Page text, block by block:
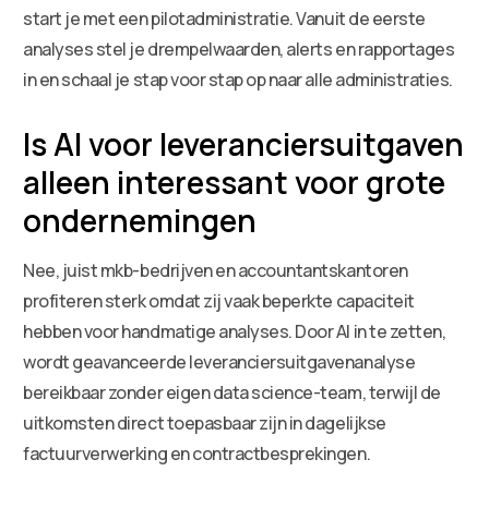
start je met een pilotadministratie. Vanuit de eerste
analyses stel je drempelwaarden, alerts en rapportages
in en schaal je stap voor stap op naar alle administraties.
Is AI voor leveranciersuitgaven
alleen interessant voor grote
ondernemingen
Nee, juist mkb-bedrijven en accountantskantoren
profiteren sterk omdat zij vaak beperkte capaciteit
hebben voor handmatige analyses. Door AI in te zetten,
wordt geavanceerde leveranciersuitgavenanalyse
bereikbaar zonder eigen data science-team, terwijl de
uitkomsten direct toepasbaar zijn in dagelijkse
factuurverwerking en contractbesprekingen.